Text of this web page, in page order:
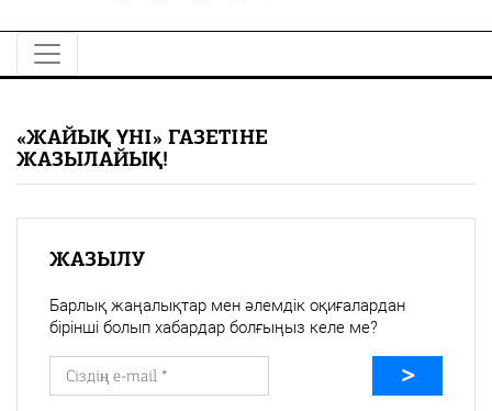
Жалын
PDF
«Жайық үні» — 33 жыл
Каталог
«ЖАЙЫҚ ҮНІ» ГАЗЕТІНЕ
ЖАЗЫЛАЙЫҚ!
ЖАЗЫЛУ
Барлық жаңалықтар мен әлемдік оқиғалардан
бірінші болып хабардар болғыңыз келе ме?